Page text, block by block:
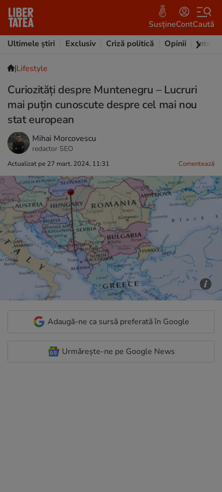
SusțineContCaută
Ultimele știri
Exclusiv Criză politică Opinii
|Lifestyle
Curiozităţi despre Muntenegru – Lucruri
mai puţin cunoscute despre cel mai nou
stat european
Mihai Morcovescu
redactor SEO
Actualizat pe 27 mart. 2024, 11:31 Comentează
Adaugă-ne ca sursă preferată în Google
Urmărește-ne pe Google News